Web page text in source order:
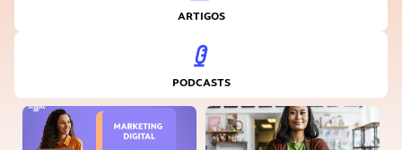
ARTIGOS
PODCASTS